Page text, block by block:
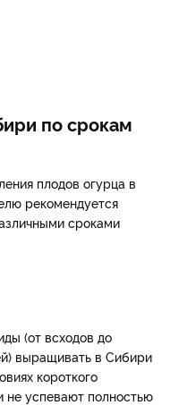
по срокам
плодов огурца в
рекомендуется
сроками
(от всходов до
выращивать в Сибири
короткого
не успевают полностью